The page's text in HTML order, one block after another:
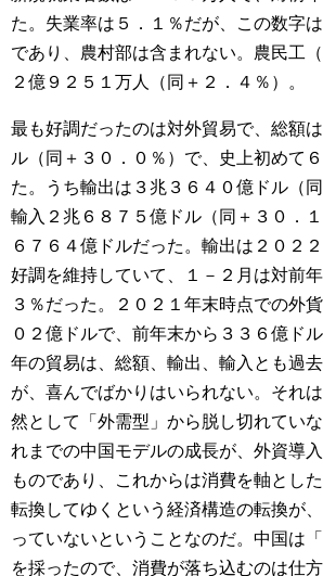
た。失業率は５．１％だが、この数字
であり、農村部は含まれない。農民工
２億９２５１万人（同＋２．４％）。
最も好調だったのは対外貿易で、総額
ル（同＋３０．０％）で、史上初めて
た。うち輸出は３兆３６４０億ドル（同
輸入２兆６８７５億ドル（同＋３０．
６７６４億ドルだった。輸出は２０２
好調を維持していて、１－２月は対前
３％だった。２０２１年末時点での外
０２億ドルで、前年末から３３６億ド
年の貿易は、総額、輸出、輸入とも過
が、喜んでばかりはいられない。それ
然として「外需型」から脱し切れてい
れまでの中国モデルの成長が、外資導
ものであり、これからは消費を軸とし
転換してゆくという経済構造の転換が
っていないということなのだ。中国は
を採ったので、消費が落ち込むのは仕